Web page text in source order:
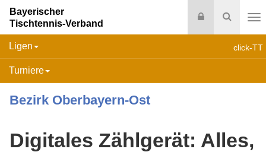
Suche
Login
Bayerischer
Tischtennis-Verband
click-TT
Ligen
Turniere
Bezirk Oberbayern-Ost
Digitales Zählgerät: Alles,